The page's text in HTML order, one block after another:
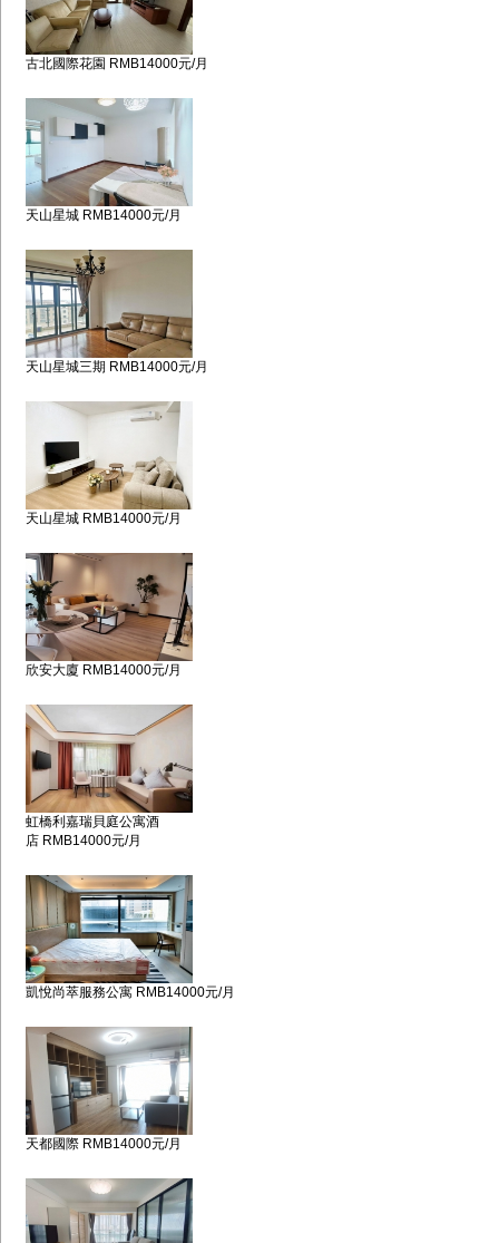
古北國際花園 RMB14000元/月
天山星城 RMB14000元/月
天山星城三期 RMB14000元/月
天山星城 RMB14000元/月
欣安大廈 RMB14000元/月
虹橋利嘉瑞貝庭公寓酒
店 RMB14000元/月
凱悅尚萃服務公寓 RMB14000元/月
天都國際 RMB14000元/月